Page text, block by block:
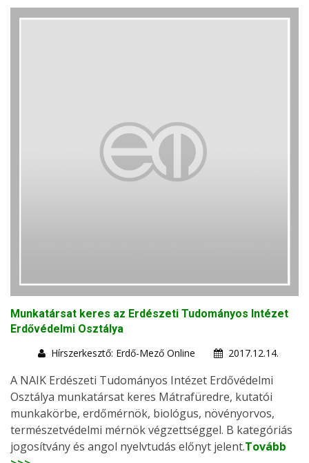
Munkatársat keres az Erdészeti Tudományos Intézet
Erdővédelmi Osztálya
Hírszerkesztő: Erdő-Mező Online
2017.12.14.
A NAIK Erdészeti Tudományos Intézet Erdővédelmi
Osztálya munkatársat keres Mátrafüredre, kutatói
munkakörbe, erdőmérnök, biológus, növényorvos,
természetvédelmi mérnök végzettséggel. B kategóriás
jogosítvány és angol nyelvtudás előnyt jelent.Tovább